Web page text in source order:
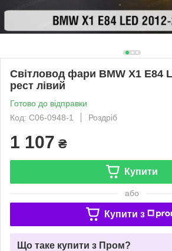
Світловод фари BMW X1 E84
рест лівий
Готово до відправки
Код: C06-0948-1
Роздріб
1 107 ₴
Купити
або
Купити з
Що таке купити з Пром?